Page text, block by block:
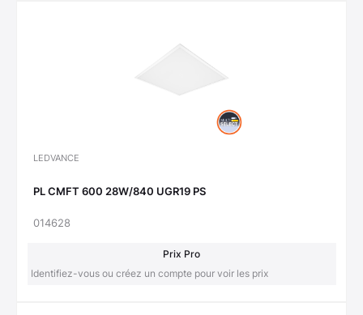
LEDVANCE
PL CMFT 600 28W/840 UGR19 PS
014628
Prix Pro
Identifiez-vous ou créez un compte pour voir les prix